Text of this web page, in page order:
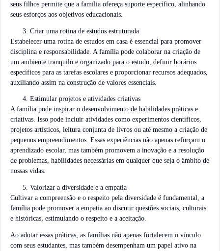
seus filhos permite que a família ofereça suporte específico, alinhando
seus esforços aos objetivos educacionais.
Criar uma rotina de estudos estruturada
Estabelecer uma rotina de estudos em casa é essencial para promover
disciplina e responsabilidade. A família pode colaborar na criação de
um ambiente tranquilo e organizado para o estudo, definir horários
específicos para as tarefas escolares e proporcionar recursos adequados,
auxiliando assim na construção de valores essenciais.
Estimular projetos e atividades criativas
A família pode inspirar o desenvolvimento de habilidades práticas e
criativas. Isso pode incluir atividades como experimentos científicos,
projetos artísticos, leitura conjunta de livros ou até mesmo a criação de
pequenos empreendimentos. Essas experiências não apenas reforçam o
aprendizado escolar, mas também promovem a inovação e a resolução
de problemas, habilidades necessárias em qualquer que seja o âmbito de
nossas vidas.
Valorizar a diversidade e a empatia
Cultivar a compreensão e o respeito pela diversidade é fundamental, a
família pode promover a empatia ao discutir questões sociais, culturais
e históricas, estimulando o respeito e a aceitação.
Ao adotar essas práticas, as famílias não apenas fortalecem o vínculo
com seus estudantes, mas também desempenham um papel ativo na